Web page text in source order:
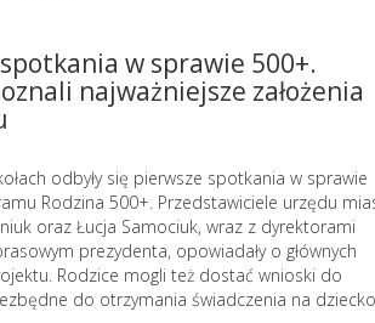
w sprawie 500+.
najważniejsze założenia
odbyły się pierwsze spotkania w sprawie
Rodzina 500+. Przedstawiciele urzędu
oraz Łucja Samociuk, wraz z dyrektorami
prezydenta, opowiadały o głównych
Rodzice mogli też dostać wnioski do
do otrzymania świadczenia na